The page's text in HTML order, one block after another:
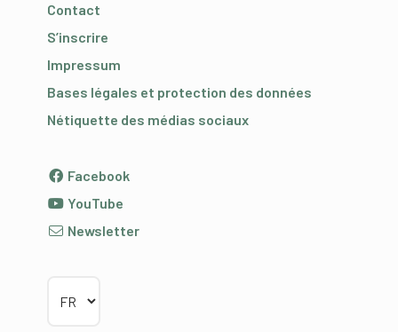
Contact
S’inscrire
Impressum
Bases légales et protection des données
Nétiquette des médias sociaux
Facebook
YouTube
Newsletter